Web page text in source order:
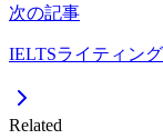
次の記事
IELTSライティン
Related